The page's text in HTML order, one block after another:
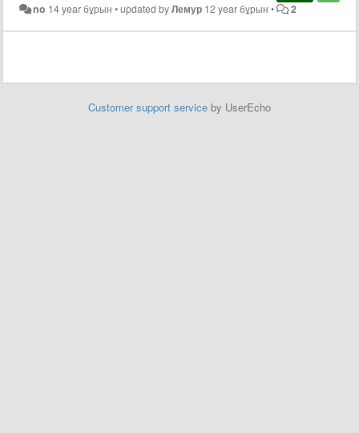
no 14 year бұрын •updated byЛемур 12 year бұрын • 2
Customer support service by UserEcho